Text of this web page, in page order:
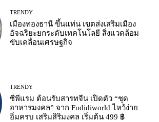
TRENDY
เมืองทองธานี ขึ้นแท่น เขตส่งเสริมเมือง
อัจฉริยะยกระดับเทคโนโลยี สิ่งแวดล้อม
ขับเคลื่อนเศรษฐกิจ
TRENDY
ซีพีแรม ต้อนรับสารทจีน เปิดตัว “ชุด
อาหารมงคล” จาก Fudidiworld ไหว้ง่าย
อิ่มครบ เสริมสิริมงคล เริ่มต้น 499 ฿